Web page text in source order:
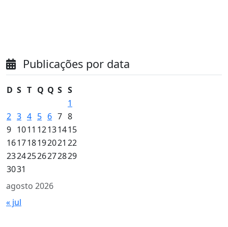
Publicações por data
agosto 2026
D S T Q Q S S
1
2 3 4 5 6 7 8
9 1011 12131415
161718192021 22
23242526272829
3031
« jul